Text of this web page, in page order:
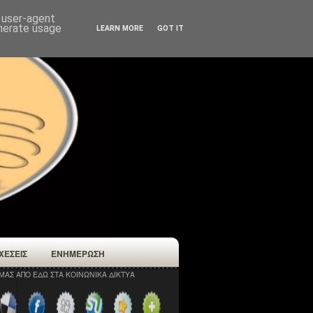
ΕΝΗΜΕΡΩΣΗ
ΑΠΟ ΕΔΩ ΣΤΑ ΚΟΙΝΩΝΙΚΑ ΔΙΚΤΥΑ
agent
usage LEARN MORE GOT IT